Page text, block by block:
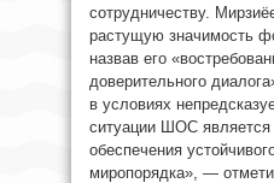
сотрудничеству.
растущую значимость
назвав его
доверительного
в условиях
ситуации ШОС является
обеспечения
миропорядка», —